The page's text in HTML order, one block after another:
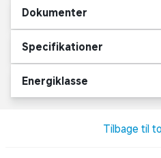
Dokumenter
Specifikationer
Energiklasse
Tilbage til